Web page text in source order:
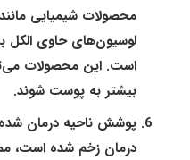
محصولات شیمیایی
لوسیون‌های حاوی الکل
است. این محصولات
بیشتر به پوست شوند.
پوشش ناحیه درمان
درمان زخم شده است،